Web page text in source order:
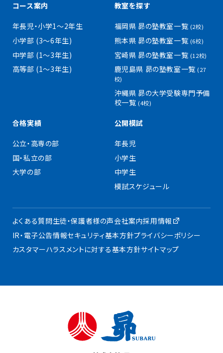
コース案内
年長児・小学1〜2年生
小学部 (3〜6年生)
中学部 (1〜3年生)
高等部 (1〜3年生)
教室を探す
福岡県 昴の塾教室一覧 (2校)
熊本県 昴の塾教室一覧 (6校)
宮崎県 昴の塾教室一覧 (12校)
鹿児島県 昴の塾教室一覧(27
校)
沖縄県 昴の大学受験専門予備
校一覧 (4校)
合格実績
公立・高専の部
国・私立の部
大学の部
公開模試
年長児
小学生
中学生
模試スケジュール
よくある質問生徒・保護者様の声会社案内採用情報
IR・電子公告情報セキュリティ基本方針プライバシーポリシー
カスタマーハラスメントに対する基本方針サイトマップ